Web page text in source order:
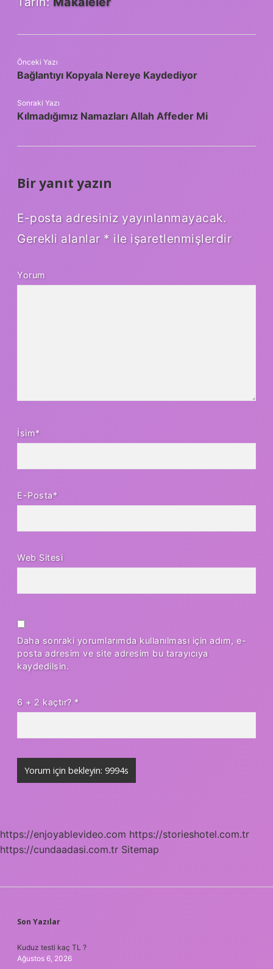
Önceki Yazı
Bağlantıyı Kopyala Nereye Kaydediyor
Sonraki Yazı
Kılmadığımız Namazları Allah Affeder Mi
Bir yanıt yazın
E-posta adresiniz yayınlanmayacak.
Gerekli alanlar * ile işaretlenmişlerdir
Yorum
İsim*
E-Posta*
Web Sitesi
Daha sonraki yorumlarımda kullanılması için adım, e-
posta adresim ve site adresim bu tarayıcıya
kaydedilsin.
6 + 2 kaçtır? *
https://enjoyablevideo.com https://storieshotel.com.tr
https://cundaadasi.com.tr Sitemap
SIDEBAR
Son Yazılar
Kuduz testi kaç TL ?
Ağustos 6, 2026